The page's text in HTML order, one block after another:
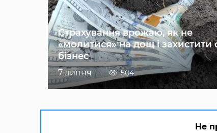
Страхування врожаю, як не
«молитися» на дощ і захистити
бізнес
7 липня 504
Не